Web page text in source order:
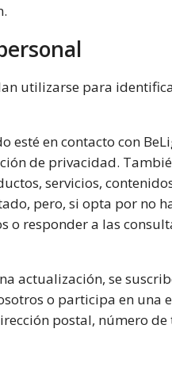
utilizarse para
en contacto con
de privacidad.
servicios,
pero, si opta por no
o responder a las
actualización, se
o participa en una
postal, número de